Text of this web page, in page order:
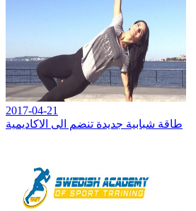
2017-04-21
طاقة شبابية جديدة تنضم الى الاكاديمية